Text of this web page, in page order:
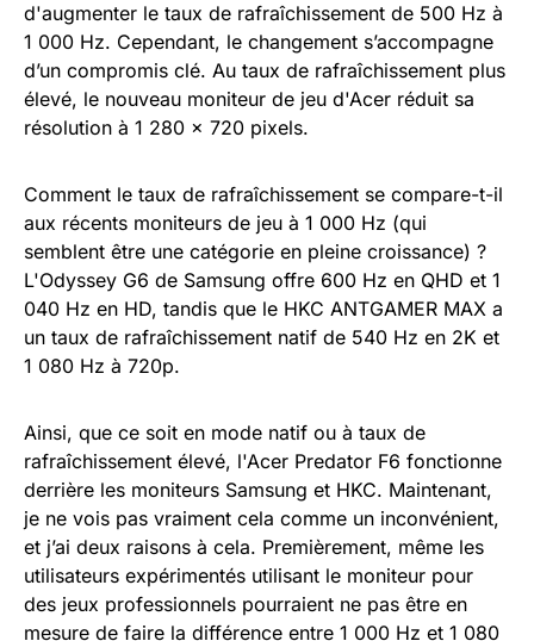
d'augmenter le taux de rafraîchissement de 500 Hz à
1 000 Hz. Cependant, le changement s’accompagne
d’un compromis clé. Au taux de rafraîchissement plus
élevé, le nouveau moniteur de jeu d'Acer réduit sa
résolution à 1 280 x 720 pixels.
Comment le taux de rafraîchissement se compare-t-il
aux récents moniteurs de jeu à 1 000 Hz (qui
semblent être une catégorie en pleine croissance) ?
L'Odyssey G6 de Samsung offre 600 Hz en QHD et 1
040 Hz en HD, tandis que le HKC ANTGAMER MAX a
un taux de rafraîchissement natif de 540 Hz en 2K et
1 080 Hz à 720p.
Ainsi, que ce soit en mode natif ou à taux de
rafraîchissement élevé, l'Acer Predator F6 fonctionne
derrière les moniteurs Samsung et HKC. Maintenant,
je ne vois pas vraiment cela comme un inconvénient,
et j’ai deux raisons à cela. Premièrement, même les
utilisateurs expérimentés utilisant le moniteur pour
des jeux professionnels pourraient ne pas être en
mesure de faire la différence entre 1 000 Hz et 1 080